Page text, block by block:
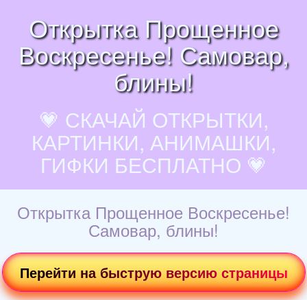
Открытка Прощенное
Воскресенье! Самовар,
блины!
💗 СКАЧАЙ ОТКРЫТКИ,
КАРТИНКИ, АНИМАШКИ,
ГИФКИ БЕСПЛАТНО 💗
Открытка Прощенное Воскресенье!
Самовар, блины!
Перейти на быструю версию страницы